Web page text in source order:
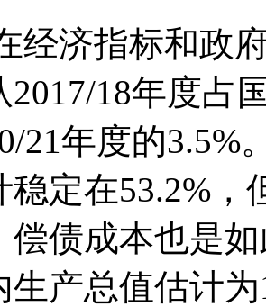
经济指标和政
2017/18年度占
21年度的3.5%
稳定在53.2%，
偿债成本也是
生产总值估计